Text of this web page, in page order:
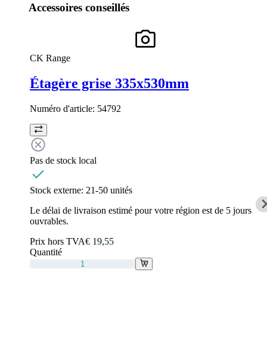
Accessoires conseillés
CK Range
Étagère grise 335x530mm
Numéro d'article: 54792
Pas de stock local
Stock externe: 21-50 unités
Le délai de livraison estimé pour votre région est de 5 jours
ouvrables.
Prix hors TVA€ 19,55
Quantité